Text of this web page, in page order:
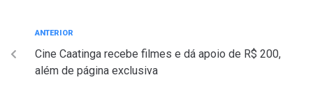
ANTERIOR
Cine Caatinga recebe filmes e dá apoio de R$ 200,
além de página exclusiva